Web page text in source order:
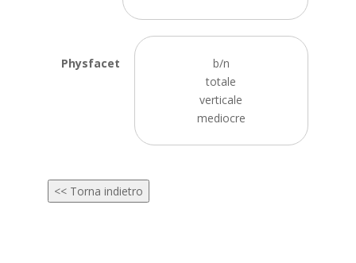
Physfacet
b/n
totale
verticale
mediocre
<< Torna indietro